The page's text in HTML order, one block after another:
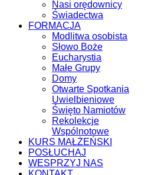
Nasi orędownicy
Świadectwa
FORMACJA
Modlitwa osobista
Słowo Boże
Eucharystia
Małe Grupy
Domy
Otwarte Spotkania
Uwielbieniowe
Święto Namiotów
Rekolekcje
Wspólnotowe
KURS MAŁŻEŃSKI
POSŁUCHAJ
WESPRZYJ NAS